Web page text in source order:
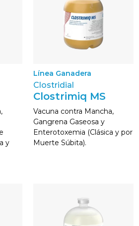
y
Línea Ganadera
Clostridial
Clostrimiq MS
Vacuna contra Mancha,
Gangrena Gaseosa y
Enterotoxemia (Clásica y por
Muerte Súbita).